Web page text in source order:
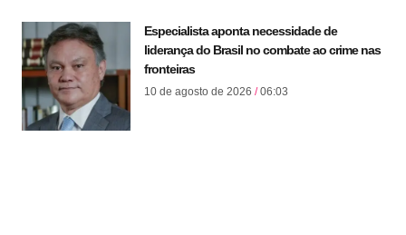
Especialista aponta necessidade de
liderança do Brasil no combate ao crime nas
fronteiras
10 de agosto de 2026 06:03